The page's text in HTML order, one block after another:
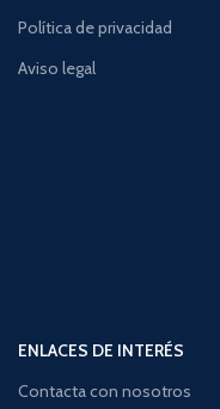
Política de privacidad
Aviso legal
ENLACES DE INTERÉS
Contacta con nosotros